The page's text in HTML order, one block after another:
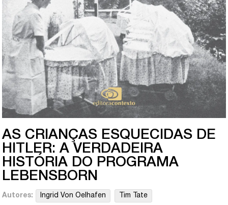
AS CRIANÇAS ESQUECIDAS DE
HITLER: A VERDADEIRA
HISTÓRIA DO PROGRAMA
LEBENSBORN
Autores: Ingrid Von Oelhafen Tim Tate